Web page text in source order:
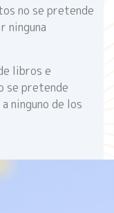
no se pretende
ninguna
libros e
se pretende
ninguno de los